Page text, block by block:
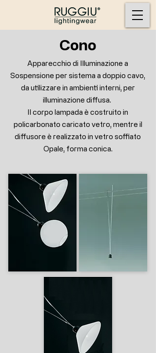
Cono
Apparecchio di Illuminazione a
Sospensione per sistema a doppio cavo,
da utilizzare in ambienti interni, per
illuminazione diffusa.
Il corpo lampada è costruito in
policarbonato caricato vetro, mentre il
diffusore è realizzato in vetro soffiato
Opale, forma conica.